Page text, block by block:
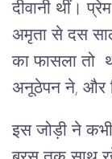
दीवानी थीं।
अमृता से दस
का फासला तो
अनूठेपन ने, और
इस जोड़ी ने